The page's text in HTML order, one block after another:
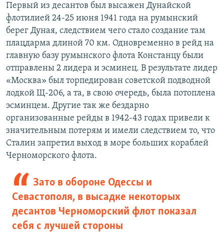
Первый из десантов был высажен Дунайской
флотилией 24-25 июня 1941 года на румынский
берег Дуная, следствием чего стало создание там
плацдарма длиной 70 км. Одновременно в рейд на
главную базу румынского флота Констанцу были
отправлены 2 лидера и эсминец. В результате лидер
«Москва» был торпедирован советской подводной
лодкой Щ-206, а та, в свою очередь, была потоплена
эсминцем. Другие так же бездарно
организованные рейды в 1942-43 годах привели к
значительным потерям и имели следствием то, что
Сталин запретил выход в море больших кораблей
Черноморского флота.
Зато в обороне Одессы и
Севастополя, в высадке некоторых
десантов Черноморский флот показал
себя с лучшей стороны